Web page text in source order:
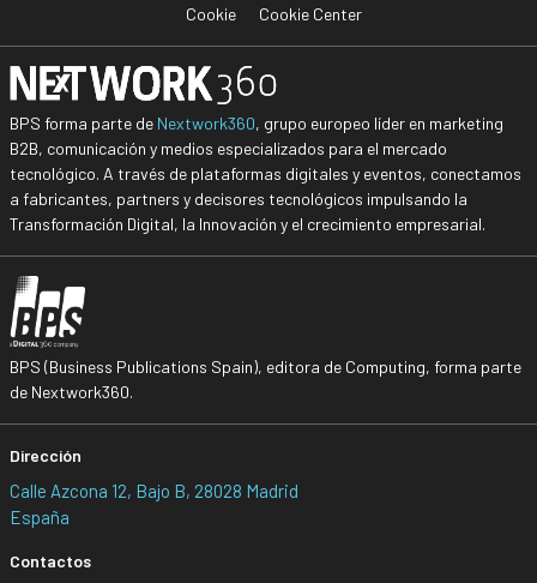
Cookie
Cookie Center
BPS forma parte de Nextwork360, grupo europeo líder en marketing
B2B, comunicación y medios especializados para el mercado
tecnológico. A través de plataformas digitales y eventos, conectamos
a fabricantes, partners y decisores tecnológicos impulsando la
Transformación Digital, la Innovación y el crecimiento empresarial.
BPS (Business Publications Spain), editora de Computing, forma parte
de Nextwork360.
Dirección
Calle Azcona 12, Bajo B, 28028 Madrid
España
Contactos